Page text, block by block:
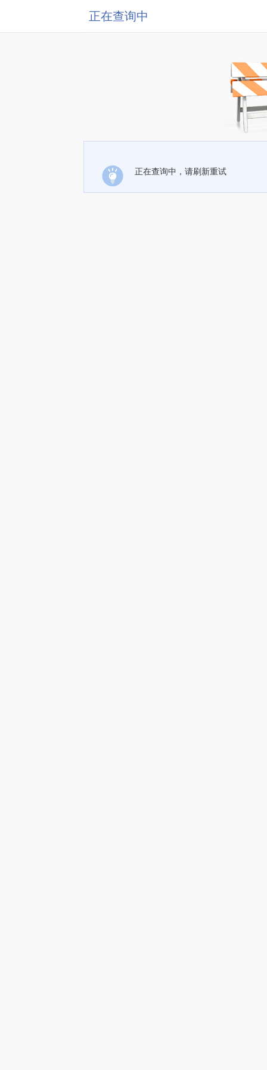
正在查询中
正在查询中，请刷新重试